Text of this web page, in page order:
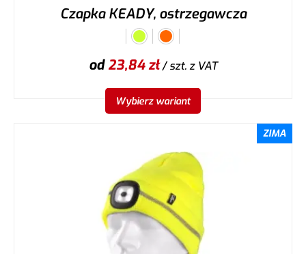
Czapka KEADY, ostrzegawcza
od23,84zł/ szt.z VAT
Wybierz wariant
ZIMA